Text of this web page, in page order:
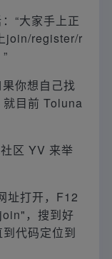
“大家手上正
join/register/r
你想自己找
就目前 Toluna
区 YV 来举
址打开，F12
，搜到好
代码定位到